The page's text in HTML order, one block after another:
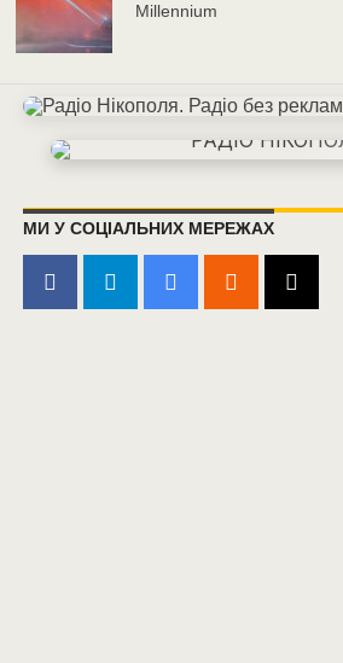
Millennium
МИ У СОЦІАЛЬНИХ МЕРЕЖАХ